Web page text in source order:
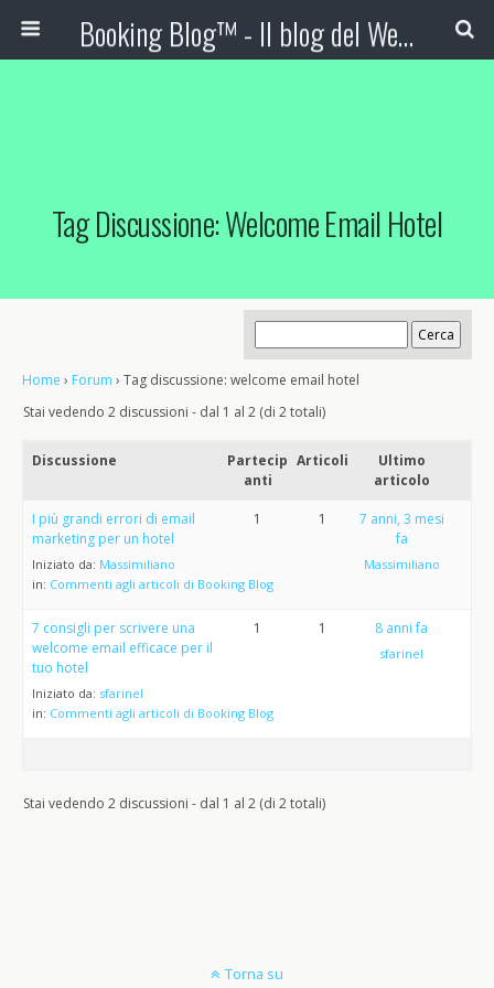
Booking Blog™ - Il blog del Web Marketing Turistico
Tag Discussione: Welcome Email Hotel
Home › Forum › Tag discussione: welcome email hotel
Stai vedendo 2 discussioni - dal 1 al 2 (di 2 totali)
Discussione
Partecip
anti
Articoli
Ultimo
articolo
I più grandi errori di email
marketing per un hotel
Iniziato da: Massimiliano
in: Commenti agli articoli di Booking Blog
1 1
7 anni, 3 mesi
fa
Massimiliano
7 consigli per scrivere una
welcome email efficace per il
tuo hotel
Iniziato da: sfarinel
in: Commenti agli articoli di Booking Blog
1 1 8 anni fa
sfarinel
Stai vedendo 2 discussioni - dal 1 al 2 (di 2 totali)
Torna su